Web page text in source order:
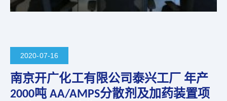
2020-07-16
南京开广化工有限公司泰兴工厂 年产
2000吨 AA/AMPS分散剂及加药装置项